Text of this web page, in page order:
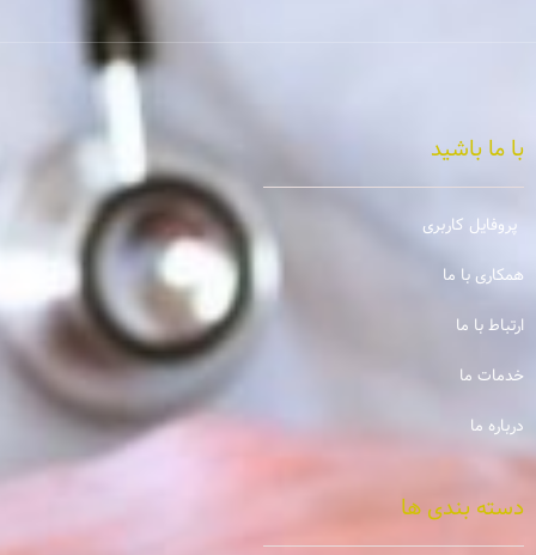
با ما باشید
پروفایل کاربری
همکاری با ما
ارتباط با ما
خدمات ما
درباره ما
دسته بندی ها